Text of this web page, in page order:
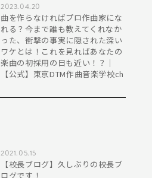
2023.04.20
曲を作らなければプロ作曲家にな
れる？今まで誰も教えてくれなか
った、衝撃の事実に隠された深い
ワケとは！これを見ればあなたの
楽曲の初採用の日も近い！？｜
【公式】東京DTM作曲音楽学校ch
2021.05.15
【校長ブログ】久しぶりの校長ブ
ログです！